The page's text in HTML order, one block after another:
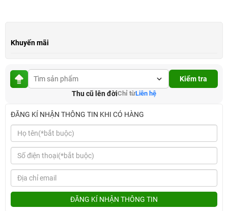
Khuyến mãi
Kiểm tra
Thu cũ lên đờiChỉ từLiên hệ
ĐĂNG KÍ NHẬN THÔNG TIN KHI CÓ HÀNG
ĐĂNG KÍ NHẬN THÔNG TIN